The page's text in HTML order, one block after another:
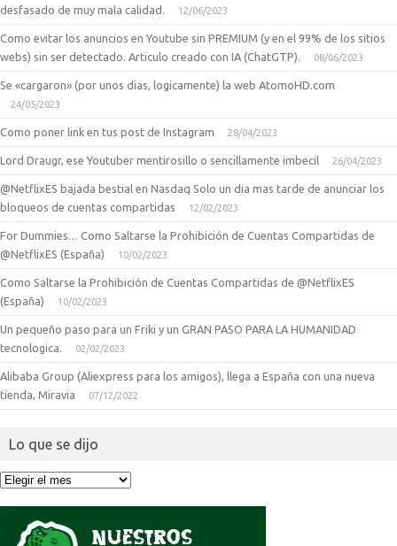
desfasado de muy mala calidad.
12/06/2023
Como evitar los anuncios en Youtube sin PREMIUM (y en el 99% de los sitios
webs) sin ser detectado. Articulo creado con IA (ChatGTP).
08/06/2023
Se «cargaron» (por unos dias, logicamente) la web AtomoHD.com
24/05/2023
Como poner link en tus post de Instagram 28/04/2023
Lord Draugr, ese Youtuber mentirosillo o sencillamente imbecil 26/04/2023
@NetflixES bajada bestial en Nasdaq Solo un dia mas tarde de anunciar los
bloqueos de cuentas compartidas
12/02/2023
For Dummies… Como Saltarse la Prohibición de Cuentas Compartidas de
@NetflixES (España)
10/02/2023
Como Saltarse la Prohibición de Cuentas Compartidas de @NetflixES
(España)
10/02/2023
Un pequeño paso para un Friki y un GRAN PASO PARA LA HUMANIDAD
tecnologica.
02/02/2023
Alibaba Group (Aliexpress para los amigos), llega a España con una nueva
tienda, Miravia
07/12/2022
Lo que se dijo
Lo